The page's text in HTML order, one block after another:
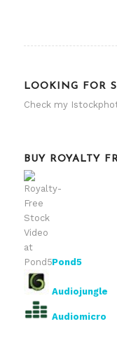
LOOKING FOR
Check my
BUY ROYALTY
Pond5
Audiojungle
Audiomicro